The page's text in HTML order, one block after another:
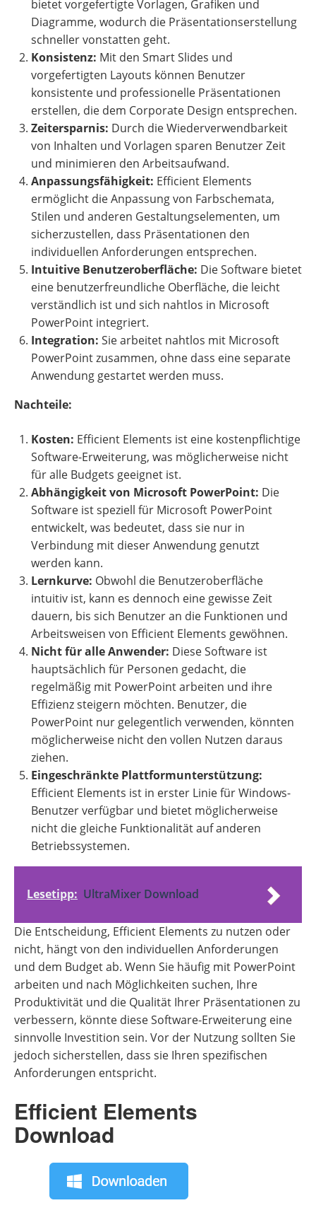
bietet vorgefertigte Vorlagen, Grafiken und
Diagramme, wodurch die Präsentationserstellung
schneller vonstatten geht.
Konsistenz: Mit den Smart Slides und
vorgefertigten Layouts können Benutzer
konsistente und professionelle Präsentationen
erstellen, die dem Corporate Design entsprechen.
Zeitersparnis: Durch die Wiederverwendbarkeit
von Inhalten und Vorlagen sparen Benutzer Zeit
und minimieren den Arbeitsaufwand.
Anpassungsfähigkeit: Efficient Elements
ermöglicht die Anpassung von Farbschemata,
Stilen und anderen Gestaltungselementen, um
sicherzustellen, dass Präsentationen den
individuellen Anforderungen entsprechen.
Intuitive Benutzeroberfläche: Die Software bietet
eine benutzerfreundliche Oberfläche, die leicht
verständlich ist und sich nahtlos in Microsoft
PowerPoint integriert.
Integration: Sie arbeitet nahtlos mit Microsoft
PowerPoint zusammen, ohne dass eine separate
Anwendung gestartet werden muss.
Nachteile:
Kosten: Efficient Elements ist eine kostenpflichtige
Software-Erweiterung, was möglicherweise nicht
für alle Budgets geeignet ist.
Abhängigkeit von Microsoft PowerPoint: Die
Software ist speziell für Microsoft PowerPoint
entwickelt, was bedeutet, dass sie nur in
Verbindung mit dieser Anwendung genutzt
werden kann.
Lernkurve: Obwohl die Benutzeroberfläche
intuitiv ist, kann es dennoch eine gewisse Zeit
dauern, bis sich Benutzer an die Funktionen und
Arbeitsweisen von Efficient Elements gewöhnen.
Nicht für alle Anwender: Diese Software ist
hauptsächlich für Personen gedacht, die
regelmäßig mit PowerPoint arbeiten und ihre
Effizienz steigern möchten. Benutzer, die
PowerPoint nur gelegentlich verwenden, könnten
möglicherweise nicht den vollen Nutzen daraus
ziehen.
Eingeschränkte Plattformunterstützung:
Efficient Elements ist in erster Linie für Windows-
Benutzer verfügbar und bietet möglicherweise
nicht die gleiche Funktionalität auf anderen
Betriebssystemen.
Lesetipp: UltraMixer Download
Die Entscheidung, Efficient Elements zu nutzen oder
nicht, hängt von den individuellen Anforderungen
und dem Budget ab. Wenn Sie häufig mit PowerPoint
arbeiten und nach Möglichkeiten suchen, Ihre
Produktivität und die Qualität Ihrer Präsentationen zu
verbessern, könnte diese Software-Erweiterung eine
sinnvolle Investition sein. Vor der Nutzung sollten Sie
jedoch sicherstellen, dass sie Ihren spezifischen
Anforderungen entspricht.
Efficient Elements
Download